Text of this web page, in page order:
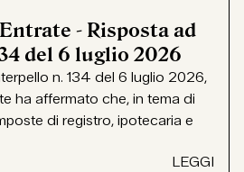
- Risposta ad
del 6 luglio 2026
n. 134 del 6 luglio 2026,
ha affermato che, in tema di
di registro, ipotecaria e
LEGGI